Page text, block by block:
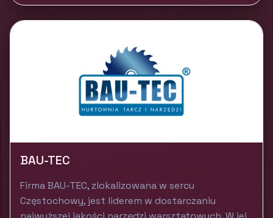
BAU-TEC
Firma BAU-TEC, zlokalizowana w sercu
Częstochowy, jest liderem w dostarczaniu